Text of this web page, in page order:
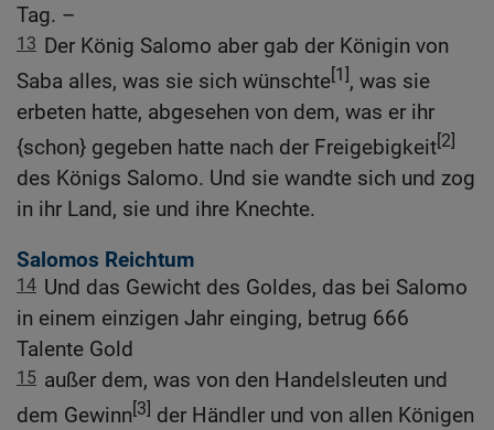
Tag. –
13 Der König Salomo aber gab der Königin von
Saba alles, was sie sich wünschte[1], was sie
erbeten hatte, abgesehen von dem, was er ihr
{schon} gegeben hatte nach der Freigebigkeit[2]
des Königs Salomo. Und sie wandte sich und zog
in ihr Land, sie und ihre Knechte.
Salomos Reichtum
14 Und das Gewicht des Goldes, das bei Salomo
in einem einzigen Jahr einging, betrug 666
Talente Gold
15 außer dem, was von den Handelsleuten und
dem Gewinn[3] der Händler und von allen Königen